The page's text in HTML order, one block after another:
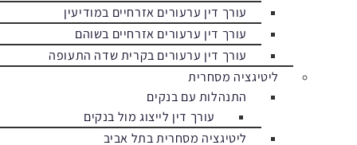
עורך דין ערעורים אזרחיים במודיעין
עורך דין ערעורים אזרחיים בשוהם
עורך דין ערעורים בקרית שדה התעופה
ליטיגציה מסחרית
התנהלות עם בנקים
עורך דין לייצוג מול בנקים
ליטיגציה מסחרית בתל אביב